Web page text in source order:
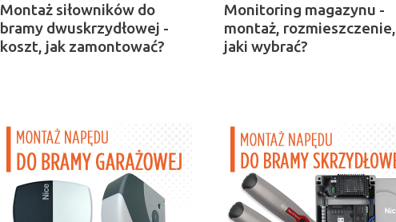
Montaż siłowników do
bramy dwuskrzydłowej -
koszt, jak zamontować?
Monitoring magazynu -
montaż, rozmieszczenie,
jaki wybrać?